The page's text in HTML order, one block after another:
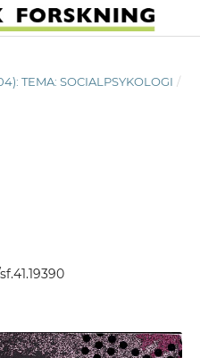
TEMA: SOCIALPSYKOLOGI /